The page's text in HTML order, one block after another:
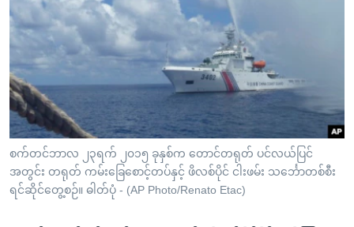
အ
ညွန်း
စာမျက်နှာ
သို့
ကျော်
ကြည့်
ရန်
ရှာဖွေ
သုတပဒေသာ အင်္ဂလိပ်စာ
Learning English
ဗွီအိုအေ လူမှုကွန်ယက်များ
ဘာသာစကားများ
စက်တင်ဘာလ ၂၃ရက် ၂၀၁၅ ခုနှစ်က တောင်တရုတ် ပင်လယ်ပြင်
အတွင်း တရုတ် ကမ်းခြေစောင့်တပ်နှင့် ဖိလစ်ပိုင် ငါးဖမ်း သင်္ဘောတစ်စီး
ရင်ဆိုင်တွေ့စဉ်။ ဓါတ်ပုံ - (AP Photo/Renato Etac)